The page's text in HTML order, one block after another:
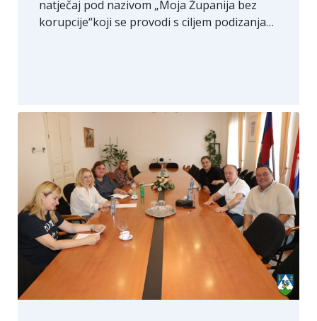
natječaj pod nazivom „Moja Županija bez
korupcije“koji se provodi s ciljem podizanja…